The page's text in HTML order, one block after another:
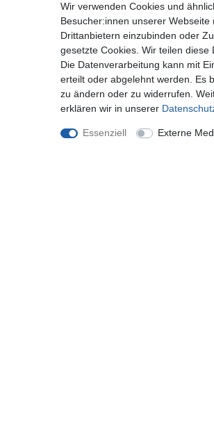
Sleeve Case aus Canvas / Leder
Wir verwenden Cookies und
Besucher:innen unserer
Drittanbietern einzubinden oder
gesetzte Cookies. Wir teilen diese
Die Datenverarbeitung kann mit
erteilt oder abgelehnt werden. Es
zu ändern oder zu widerrufen.
erklären wir in unserer
Essenziell Externe